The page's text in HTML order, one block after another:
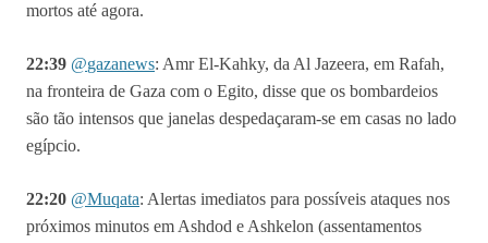
mortos até agora.
22:39 @gazanews: Amr El-Kahky, da Al Jazeera, em Rafah,
na fronteira de Gaza com o Egito, disse que os bombardeios
são tão intensos que janelas despedaçaram-se em casas no lado
egípcio.
22:20 @Muqata: Alertas imediatos para possíveis ataques nos
próximos minutos em Ashdod e Ashkelon (assentamentos